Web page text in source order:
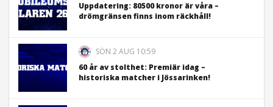
Uppdatering: 80500 kronor är våra –
drömgränsen finns inom räckhåll!
SÖN 2 AUG 10:59
60 år av stolthet: Premiär idag –
historiska matcher i Jössarinken!